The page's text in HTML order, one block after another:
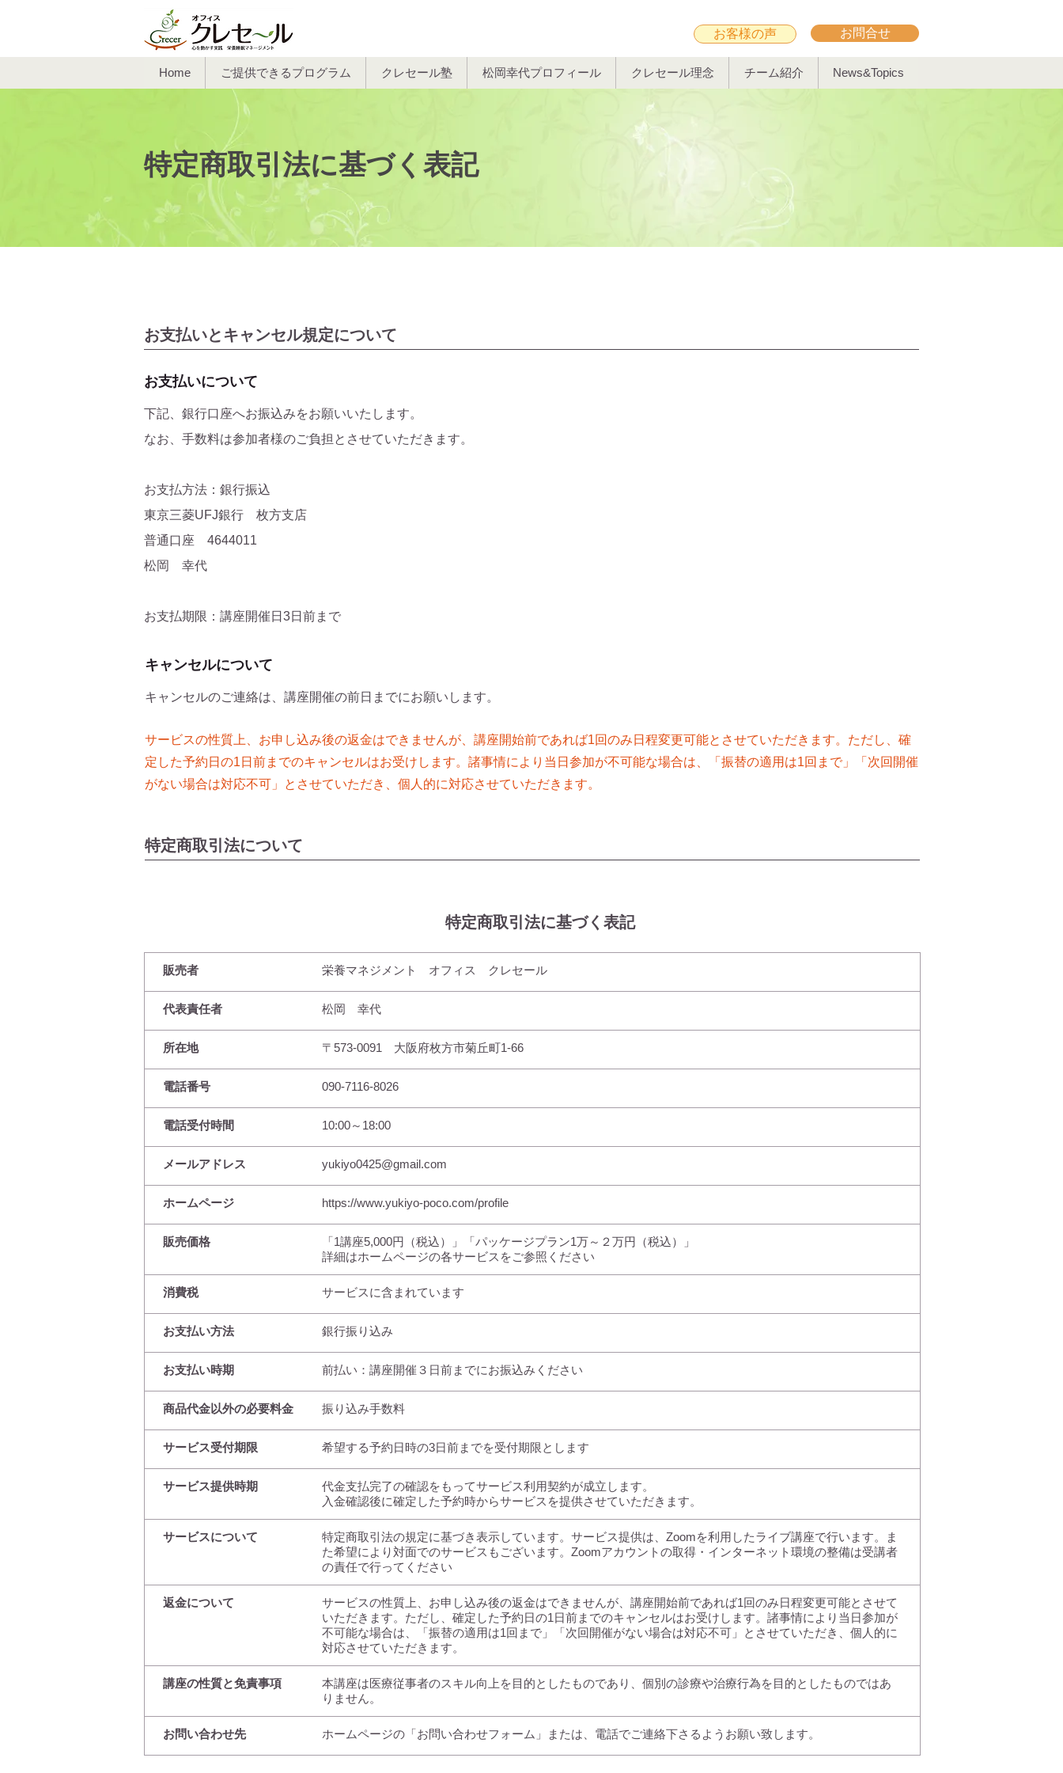
お客様の声 お問合せ
Home ご提供できるプログラム クレセール塾 松岡幸代プロフィール クレセール理念 チーム紹介 News&Topics
特定商取引法に基づく表記
お支払いとキャンセル規定について
お支払いについて
下記、銀行口座へお振込みをお願いいたします。
なお、手数料は参加者様のご負担とさせていただきます。
お支払方法：銀行振込
東京三菱UFJ銀行 枚方支店
普通口座 4644011
松岡 幸代
お支払期限：講座開催日3日前まで
キャンセルについて
キャンセルのご連絡は、講座開催の前日までにお願いします。
サービスの性質上、お申し込み後の返金はできませんが、講座開始前であれば1回のみ日程変更可能とさせていただきます。ただし、確
定した予約日の1日前までのキャンセルはお受けします。諸事情により当日参加が不可能な場合は、「振替の適用は1回まで」「次回開催
がない場合は対応不可」とさせていただき、個人的に対応させていただきます。
特定商取引法について
特定商取引法に基づく表記
販売者 栄養マネジメント オフィス クレセール
代表責任者 松岡 幸代
所在地 〒573-0091 大阪府枚方市菊丘町1-66
電話番号 090-7116-8026
電話受付時間 10:00～18:00
メールアドレス yukiyo0425@gmail.com
ホームページ https://www.yukiyo-poco.com/profile
販売価格
「1講座5,000円（税込）」「パッケージプラン1万～２万円（税込）」
詳細はホームページの各サービスをご参照ください
消費税 サービスに含まれています
お支払い方法 銀行振り込み
お支払い時期 前払い：講座開催３日前までにお振込みください
商品代金以外の必要料金 振り込み手数料
サービス受付期限 希望する予約日時の3日前までを受付期限とします
サービス提供時期
代金支払完了の確認をもってサービス利用契約が成立します。
入金確認後に確定した予約時からサービスを提供させていただきます。
サービスについて
特定商取引法の規定に基づき表示しています。サービス提供は、Zoomを利用したライブ講座で行います。ま
た希望により対面でのサービスもございます。Zoomアカウントの取得・インターネット環境の整備は受講者
の責任で行ってください
返金について
サービスの性質上、お申し込み後の返金はできませんが、講座開始前であれば1回のみ日程変更可能とさせて
いただきます。ただし、確定した予約日の1日前までのキャンセルはお受けします。諸事情により当日参加が
不可能な場合は、「振替の適用は1回まで」「次回開催がない場合は対応不可」とさせていただき、個人的に
対応させていただきます。
講座の性質と免責事項
本講座は医療従事者のスキル向上を目的としたものであり、個別の診療や治療行為を目的としたものではあ
りません。
お問い合わせ先 ホームページの「お問い合わせフォーム」または、電話でご連絡下さるようお願い致します。